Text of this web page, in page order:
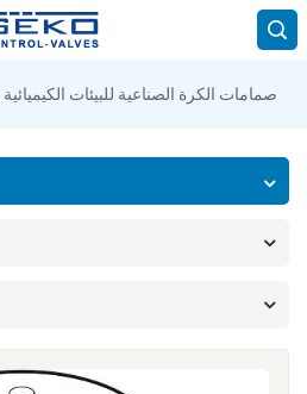
صمامات الكرة الصناعية للبيئات الكيميائية